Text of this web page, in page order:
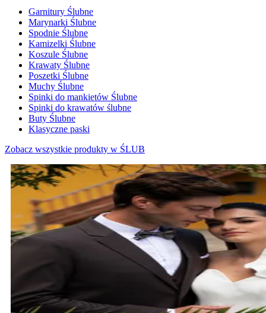
Garnitury Ślubne
Marynarki Ślubne
Spodnie Ślubne
Kamizelki Ślubne
Koszule Ślubne
Krawaty Ślubne
Poszetki Ślubne
Muchy Ślubne
Spinki do mankietów Ślubne
Spinki do krawatów ślubne
Buty Ślubne
Klasyczne paski
Zobacz wszystkie produkty w ŚLUB